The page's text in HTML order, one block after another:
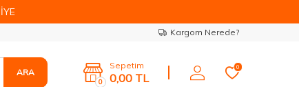
Kargom Nerede?
ARA
0
Sepetim
0,00 TL
0